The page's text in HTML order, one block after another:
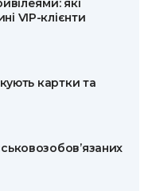
які
VIP-клієнти
картки та